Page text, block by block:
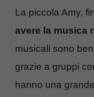
La piccola Amy,
avere la musica
musicali sono
grazie a gruppi
hanno una